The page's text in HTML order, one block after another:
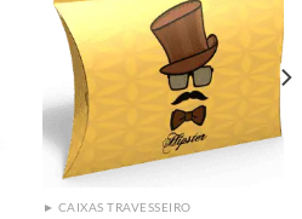
► CAIXAS TRAVESSEIRO